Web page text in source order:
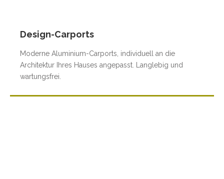
Design-Carports
Moderne Aluminium-Carports, individuell an die
Architektur Ihres Hauses angepasst. Langlebig und
wartungsfrei.